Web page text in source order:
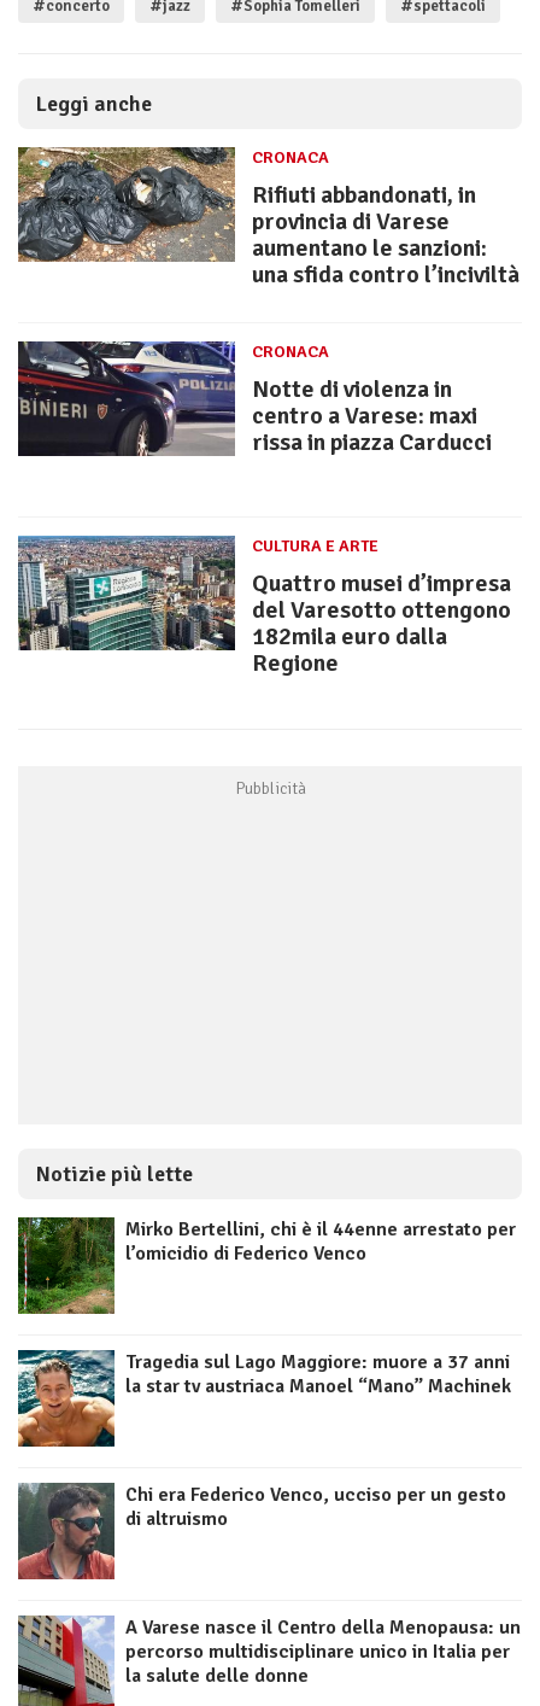
#concerto #jazz #Sophia Tomelleri #spettacoli
Leggi anche
CRONACA
Rifiuti abbandonati, in
provincia di Varese
aumentano le sanzioni:
una sfida contro l’inciviltà
CRONACA
Notte di violenza in
centro a Varese: maxi
rissa in piazza Carducci
CULTURA E ARTE
Quattro musei d’impresa
del Varesotto ottengono
182mila euro dalla
Regione
Notizie più lette
Mirko Bertellini, chi è il 44enne arrestato per
l’omicidio di Federico Venco
Tragedia sul Lago Maggiore: muore a 37 anni
la star tv austriaca Manoel “Mano” Machinek
Chi era Federico Venco, ucciso per un gesto
di altruismo
A Varese nasce il Centro della Menopausa: un
percorso multidisciplinare unico in Italia per
la salute delle donne